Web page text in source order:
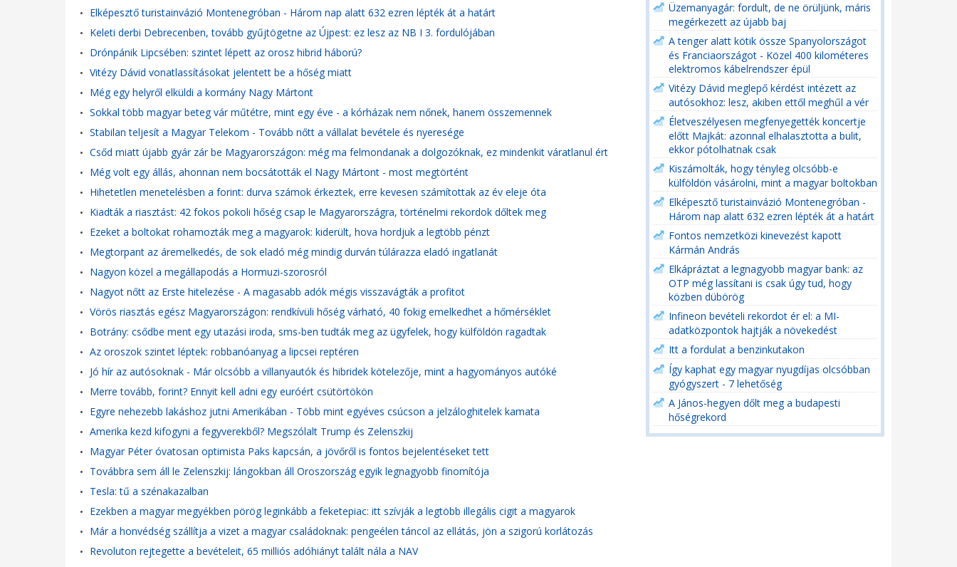
• Elképesztő turistainvázió Montenegróban - Három nap alatt 632 ezren lépték át a határt
• Keleti derbi Debrecenben, tovább gyűjtögetne az Újpest: ez lesz az NB I 3. fordulójában
• Drónpánik Lipcsében: szintet lépett az orosz hibrid háború?
• Vitézy Dávid vonatlassításokat jelentett be a hőség miatt
• Még egy helyről elküldi a kormány Nagy Mártont
• Sokkal több magyar beteg vár műtétre, mint egy éve - a kórházak nem nőnek, hanem összemennek
• Stabilan teljesít a Magyar Telekom - Tovább nőtt a vállalat bevétele és nyeresége
• Csőd miatt újabb gyár zár be Magyarországon: még ma felmondanak a dolgozóknak, ez mindenkit váratlanul ért
• Még volt egy állás, ahonnan nem bocsátották el Nagy Mártont - most megtörtént
• Hihetetlen menetelésben a forint: durva számok érkeztek, erre kevesen számítottak az év eleje óta
• Kiadták a riasztást: 42 fokos pokoli hőség csap le Magyarországra, történelmi rekordok dőltek meg
• Ezeket a boltokat rohamozták meg a magyarok: kiderült, hova hordjuk a legtöbb pénzt
• Megtorpant az áremelkedés, de sok eladó még mindig durván túlárazza eladó ingatlanát
• Nagyon közel a megállapodás a Hormuzi-szorosról
• Nagyot nőtt az Erste hitelezése - A magasabb adók mégis visszavágták a profitot
• Vörös riasztás egész Magyarországon: rendkívüli hőség várható, 40 fokig emelkedhet a hőmérséklet
• Botrány: csődbe ment egy utazási iroda, sms-ben tudták meg az ügyfelek, hogy külföldön ragadtak
• Az oroszok szintet léptek: robbanóanyag a lipcsei reptéren
• Jó hír az autósoknak - Már olcsóbb a villanyautók és hibridek kötelezője, mint a hagyományos autóké
• Merre tovább, forint? Ennyit kell adni egy euróért csütörtökön
• Egyre nehezebb lakáshoz jutni Amerikában - Több mint egyéves csúcson a jelzáloghitelek kamata
• Amerika kezd kifogyni a fegyverekből? Megszólalt Trump és Zelenszkij
• Magyar Péter óvatosan optimista Paks kapcsán, a jövőről is fontos bejelentéseket tett
• Továbbra sem áll le Zelenszkij: lángokban áll Oroszország egyik legnagyobb finomítója
• Tesla: tű a szénakazalban
• Ezekben a magyar megyékben pörög leginkább a feketepiac: itt szívják a legtöbb illegális cigit a magyarok
• Már a honvédség szállítja a vizet a magyar családoknak: pengeélen táncol az ellátás, jön a szigorú korlátozás
• Revoluton rejtegette a bevételeit, 65 milliós adóhiányt talált nála a NAV
Üzemanyagár: fordult, de ne örüljünk, máris
megérkezett az újabb baj
A tenger alatt kötik össze Spanyolországot
és Franciaországot - Közel 400 kilométeres
elektromos kábelrendszer épül
Vitézy Dávid meglepő kérdést intézett az
autósokhoz: lesz, akiben ettől meghűl a vér
Életveszélyesen megfenyegették koncertje
előtt Majkát: azonnal elhalasztotta a bulit,
ekkor pótolhatnak csak
Kiszámolták, hogy tényleg olcsóbb-e
külföldön vásárolni, mint a magyar boltokban
Elképesztő turistainvázió Montenegróban -
Három nap alatt 632 ezren lépték át a határt
Fontos nemzetközi kinevezést kapott
Kármán András
Elkápráztat a legnagyobb magyar bank: az
OTP még lassítani is csak úgy tud, hogy
közben dübörög
Infineon bevételi rekordot ér el: a MI-
adatközpontok hajtják a növekedést
Itt a fordulat a benzinkutakon
Így kaphat egy magyar nyugdíjas olcsóbban
gyógyszert - 7 lehetőség
A János-hegyen dőlt meg a budapesti
hőségrekord